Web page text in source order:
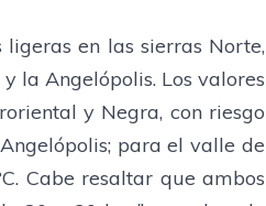
en las sierras Norte,
la Angelópolis. Los valores
y Negra, con riesgo
para el valle de
Cabe resaltar que ambos